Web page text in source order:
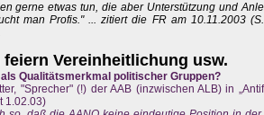
gerne etwas tun, die aber Unterstützung und
man Profis." ... zitiert die FR am 10.11.2003
Vereinheitlichung usw.
Qualitätsmerkmal politischer Gruppen?
"Sprecher" (!) der AAB (inzwischen ALB) in
1.02.03)